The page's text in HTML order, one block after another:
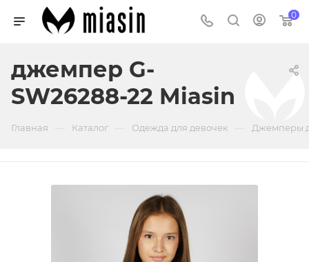
0
джемпер G-
SW26288-22 Miasin
Главная Каталог Одежда для девочек Джемперы